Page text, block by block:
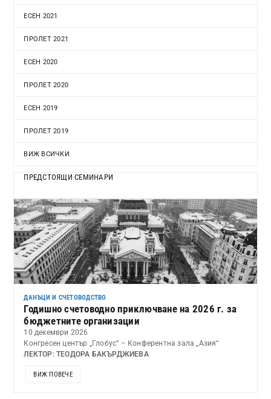
ЕСЕН 2021
ПРОЛЕТ 2021
ЕСЕН 2020
ПРОЛЕТ 2020
ЕСЕН 2019
ПРОЛЕТ 2019
ВИЖ ВСИЧКИ
ПРЕДСТОЯЩИ СЕМИНАРИ
ДАНЪЦИ И СЧЕТОВОДСТВО
Годишно счетоводно приключване на 2026 г. за
бюджетните организации
10 декември 2026
Конгресен център „Глобус“ – Конферентна зала „Азия“
ЛЕКТОР: ТЕОДОРА БАКЪРДЖИЕВА
ВИЖ ПОВЕЧЕ